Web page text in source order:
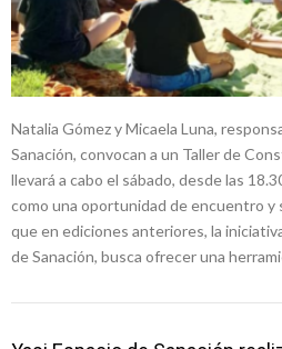
Natalia Gómez y Micaela Luna,
Sanación, convocan a un Taller de
llevará a cabo el sábado, desde las
como una oportunidad de encuentro y
que en ediciones anteriores, la
de Sanación, busca ofrecer una